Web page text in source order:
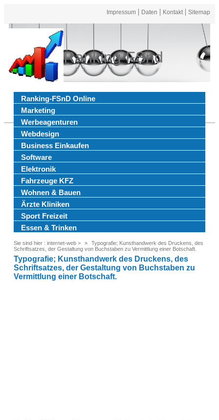
Impressum Daten Kontakt Sitemap
Ranking FSnd
Ranking-FSnD Online
Marketing
Werbeagenturen
Webdesign
Business Einkaufen
Software
Elektronik
Fahrzeuge KFZ
Wohnen & Bauen
Ärzte Kliniken
Sport Freizeit
Essen & Trinken
Sie sind hier : internet-web >
Typografie; Kunsthandwerk des Druckens, des
Schriftsatzes, der Gestaltung von Buchstaben zu Vermittlung einer Botschaft.
Typografie; Kunsthandwerk des Druckens, des
Schriftsatzes, der Gestaltung von Buchstaben zu
Vermittlung einer Botschaft.